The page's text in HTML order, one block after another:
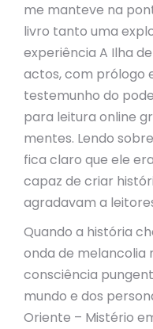
me manteve na
livro tanto uma
experiência A Ilha
actos, com prólogo
testemunho do
para leitura online
mentes. Lendo
fica claro que ele
capaz de criar
agradavam a
Quando a história
onda de melancolia
consciência
mundo e dos
Oriente – Mistério